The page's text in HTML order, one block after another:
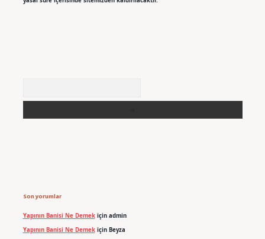
Son yorumlar
Yapının Banisi Ne Demekiçin admin
Yapının Banisi Ne Demekiçin Beyza